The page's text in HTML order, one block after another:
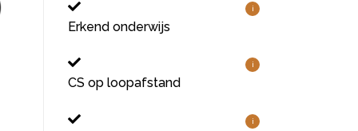
i
Erkend onderwijs
i
CS op loopafstand
i